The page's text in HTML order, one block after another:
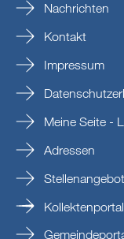
Nachrichten
Kontakt
Impressum
Meine Seite -
Adressen
Kollektenportal